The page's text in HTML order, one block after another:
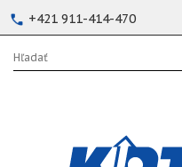
+421 911-414-470